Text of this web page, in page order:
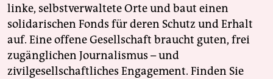
linke, selbstverwaltete Orte und baut einen
solidarischen Fonds für deren Schutz und Erhalt
auf. Eine offene Gesellschaft braucht guten, frei
zugänglichen Journalismus – und
zivilgesellschaftliches Engagement. Finden Sie